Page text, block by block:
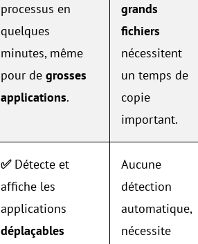
processus en
quelques
minutes, même
pour de grosses
applications.
grands
fichiers
nécessitent
un temps de
copie
important.
✅ Détecte et
affiche les
applications
déplaçables
Aucune
détection
automatique,
nécessite